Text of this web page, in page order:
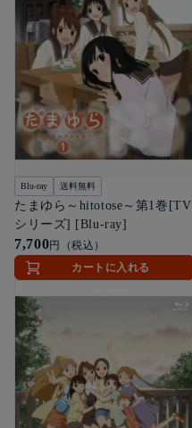
Blu-ray 送料無料
たまゆら～hitotose～第1巻[TV
シリーズ] [Blu-ray]
7,700円（税込）
カートに入れる